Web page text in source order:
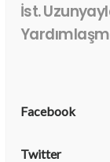
İst.
Facebook
Twitter